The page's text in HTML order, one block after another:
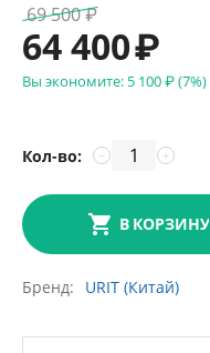
69 500₽
64 400₽
Вы экономите: 5 100₽(7%)
Кол-во: +
−
В КОРЗИНУ
Бренд URIT (Китай)